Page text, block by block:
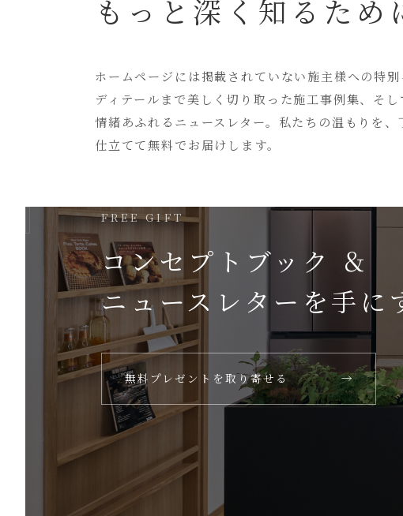
もっと深く知るため
ホームページには掲載されていない施主様への特別
ディテールまで美しく切り取った施工事例集、そ
情緒あふれるニュースレター。 私たちの温もりを、
仕立てて無料でお届けします。
FREE GIFT
コンセプトブック ＆
ニュースレターを手に
無料プレゼントを取り寄せる →